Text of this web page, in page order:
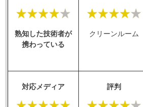
熟知した技術者が
携わっている
クリーンルーム
対応メディア 評判